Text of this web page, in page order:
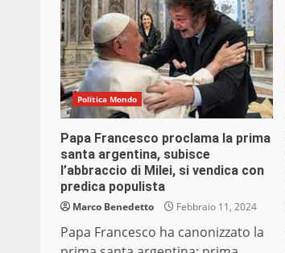
Politica Mondo
Papa Francesco proclama la prima
santa argentina, subisce
l’abbraccio di Milei, si vendica con
predica populista
Marco Benedetto Febbraio 11, 2024
Papa Francesco ha canonizzato la